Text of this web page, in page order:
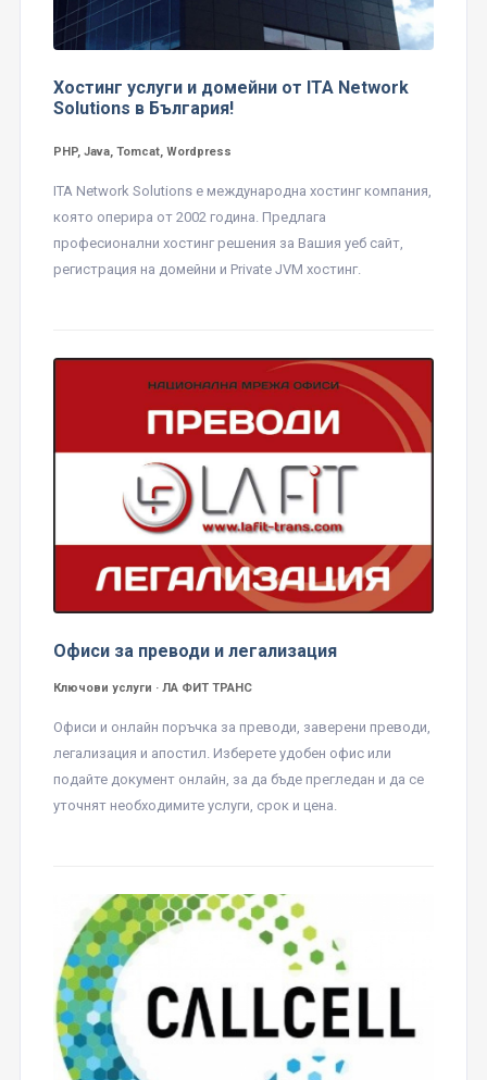
Хостинг услуги и домейни от ITA Network
Solutions в България!
PHP, Java, Tomcat, Wordpress
ITA Network Solutions е международна хостинг компания,
която оперира от 2002 година. Предлага
професионални хостинг решения за Вашия уеб сайт,
регистрация на домейни и Private JVM хостинг.
Офиси за преводи и легализация
Ключови услуги · ЛА ФИТ ТРАНС
Офиси и онлайн поръчка за преводи, заверени преводи,
легализация и апостил. Изберете удобен офис или
подайте документ онлайн, за да бъде прегледан и да се
уточнят необходимите услуги, срок и цена.